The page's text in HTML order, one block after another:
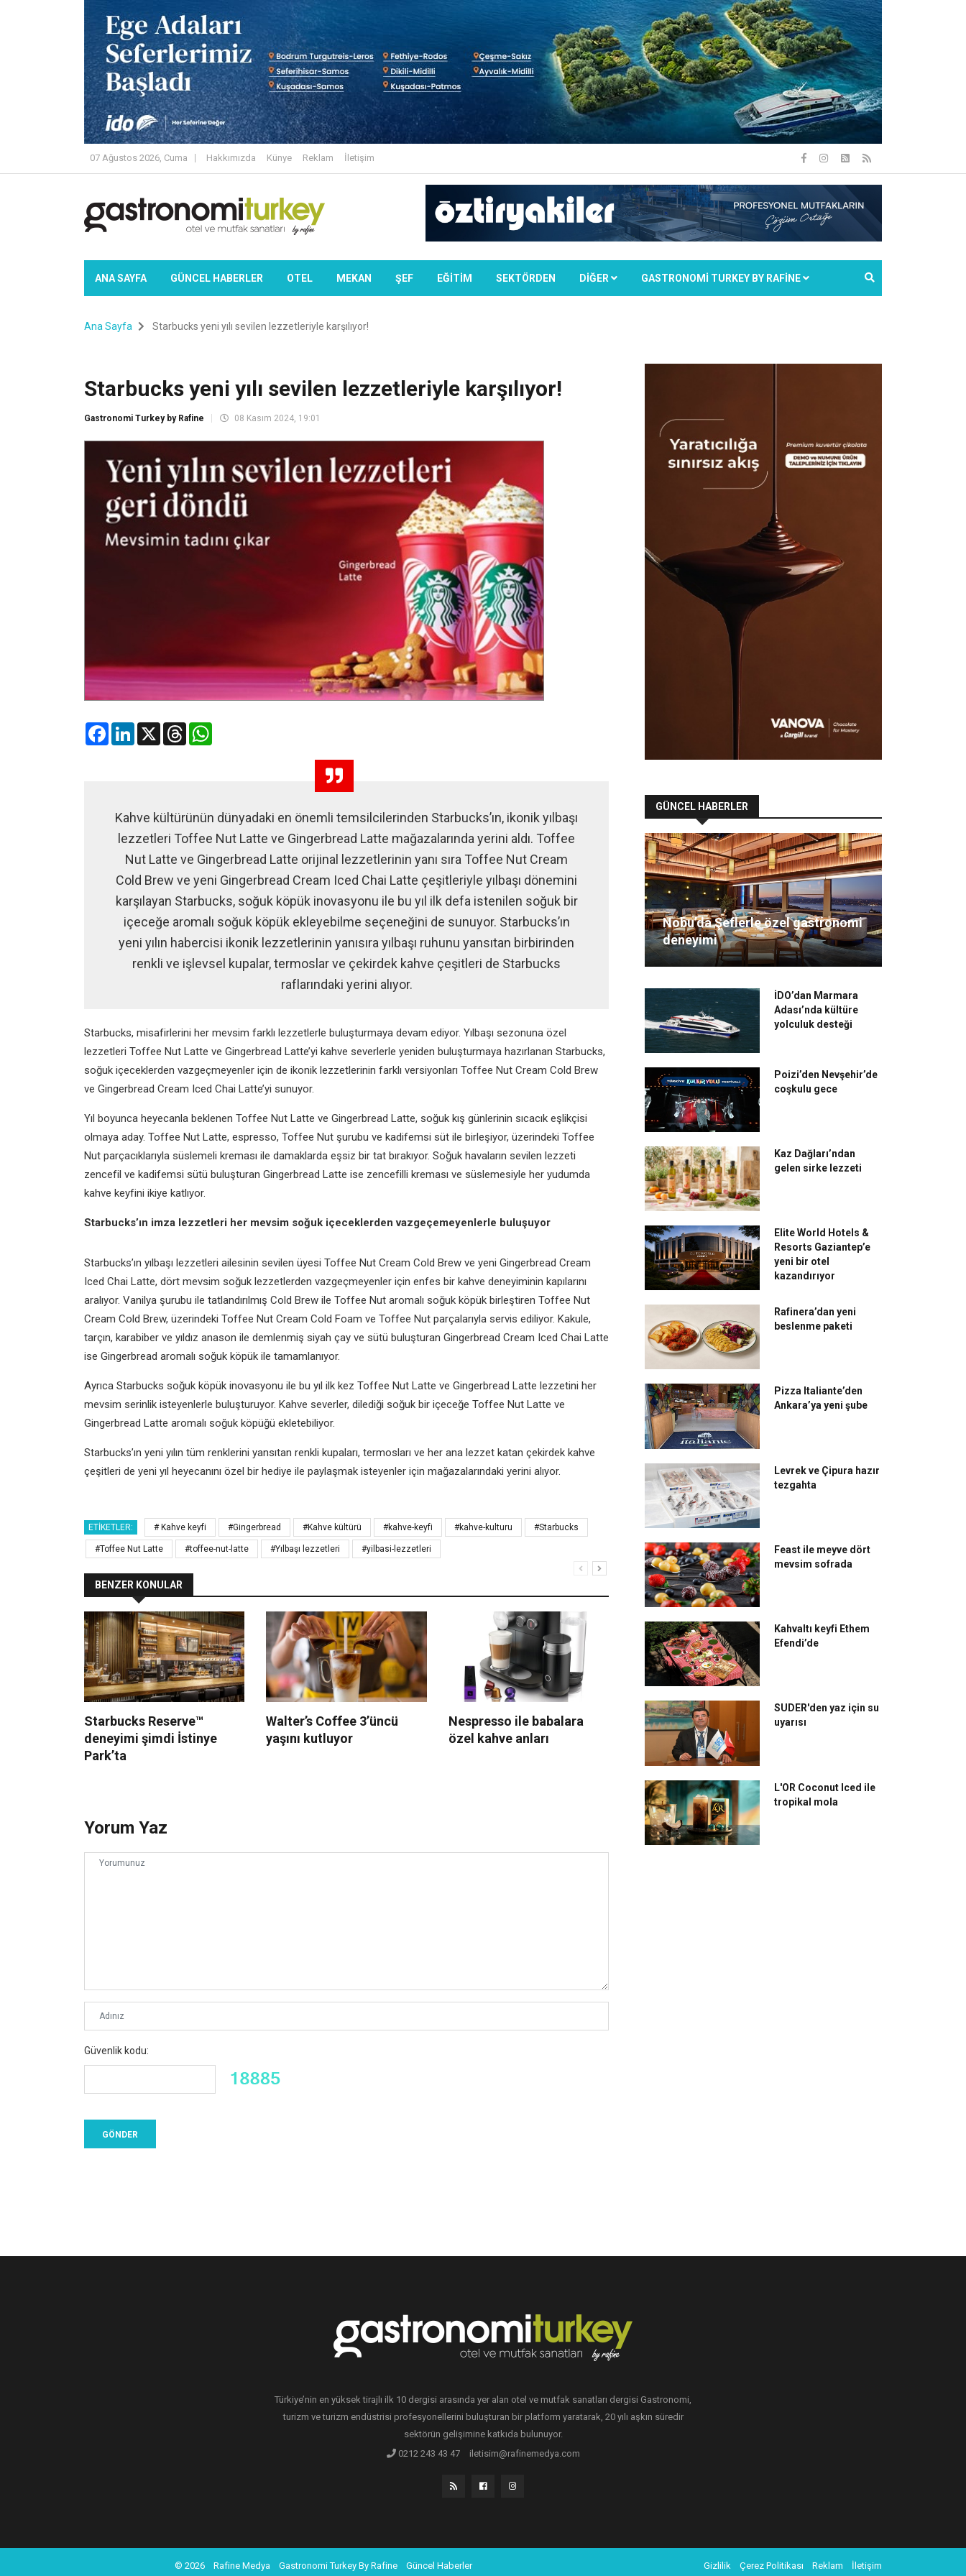
07 Ağustos 2026, Cuma Hakkımızda Künye Reklam İletişim
ANA SAYFA GÜNCEL HABERLER OTEL MEKAN ŞEF EĞİTİM SEKTÖRDEN DIĞER GASTRONOMİ TURKEY BY RAFİNE
Ana Sayfa Starbucks yeni yılı sevilen lezzetleriyle karşılıyor!
Starbucks yeni yılı sevilen lezzetleriyle karşılıyor!
Gastronomi Turkey by Rafine 08 Kasım 2024, 19:01
FacebookLinkedIn
X Threads
Kahve kültürünün dünyadaki en önemli temsilcilerinden Starbucks’ın, ikonik yılbaşı
lezzetleri Toffee Nut Latte ve Gingerbread Latte mağazalarında yerini aldı. Toffee
Nut Latte ve Gingerbread Latte orijinal lezzetlerinin yanı sıra Toffee Nut Cream
Cold Brew ve yeni Gingerbread Cream Iced Chai Latte çeşitleriyle yılbaşı dönemini
karşılayan Starbucks, soğuk köpük inovasyonu ile bu yıl ilk defa istenilen soğuk bir
içeceğe aromalı soğuk köpük ekleyebilme seçeneğini de sunuyor. Starbucks’ın
yeni yılın habercisi ikonik lezzetlerinin yanısıra yılbaşı ruhunu yansıtan birbirinden
renkli ve işlevsel kupalar, termoslar ve çekirdek kahve çeşitleri de Starbucks
raflarındaki yerini alıyor.
Starbucks, misafirlerini her mevsim farklı lezzetlerle buluşturmaya devam ediyor. Yılbaşı sezonuna özel
lezzetleri Toffee Nut Latte ve Gingerbread Latte’yi kahve severlerle yeniden buluşturmaya hazırlanan Starbucks,
soğuk içeceklerden vazgeçmeyenler için de ikonik lezzetlerinin farklı versiyonları Toffee Nut Cream Cold Brew
ve Gingerbread Cream Iced Chai Latte’yi sunuyor.
Yıl boyunca heyecanla beklenen Toffee Nut Latte ve Gingerbread Latte, soğuk kış günlerinin sıcacık eşlikçisi
olmaya aday. Toffee Nut Latte, espresso, Toffee Nut şurubu ve kadifemsi süt ile birleşiyor, üzerindeki Toffee
Nut parçacıklarıyla süslemeli kreması ile damaklarda eşsiz bir tat bırakıyor. Soğuk havaların sevilen lezzeti
zencefil ve kadifemsi sütü buluşturan Gingerbread Latte ise zencefilli kreması ve süslemesiyle her yudumda
kahve keyfini ikiye katlıyor.
Starbucks’ın imza lezzetleri her mevsim soğuk içeceklerden vazgeçemeyenlerle buluşuyor
Starbucks’ın yılbaşı lezzetleri ailesinin sevilen üyesi Toffee Nut Cream Cold Brew ve yeni Gingerbread Cream
Iced Chai Latte, dört mevsim soğuk lezzetlerden vazgeçmeyenler için enfes bir kahve deneyiminin kapılarını
aralıyor. Vanilya şurubu ile tatlandırılmış Cold Brew ile Toffee Nut aromalı soğuk köpük birleştiren Toffee Nut
Cream Cold Brew, üzerindeki Toffee Nut Cream Cold Foam ve Toffee Nut parçalarıyla servis ediliyor. Kakule,
tarçın, karabiber ve yıldız anason ile demlenmiş siyah çay ve sütü buluşturan Gingerbread Cream Iced Chai Latte
ise Gingerbread aromalı soğuk köpük ile tamamlanıyor.
Ayrıca Starbucks soğuk köpük inovasyonu ile bu yıl ilk kez Toffee Nut Latte ve Gingerbread Latte lezzetini her
mevsim serinlik isteyenlerle buluşturuyor. Kahve severler, dilediği soğuk bir içeceğe Toffee Nut Latte ve
Gingerbread Latte aromalı soğuk köpüğü ekletebiliyor.
Starbucks’ın yeni yılın tüm renklerini yansıtan renkli kupaları, termosları ve her ana lezzet katan çekirdek kahve
çeşitleri de yeni yıl heyecanını özel bir hediye ile paylaşmak isteyenler için mağazalarındaki yerini alıyor.
ETIKETLER: # Kahve keyfi #Gingerbread #Kahve kültürü #kahve-keyfi #kahve-kulturu #Starbucks
#Toffee Nut Latte #toffee-nut-latte #Yılbaşı lezzetleri #yilbasi-lezzetleri
BENZER KONULAR
Starbucks Reserve™
deneyimi şimdi İstinye
Park’ta
Walter’s Coffee 3’üncü
yaşını kutluyor
Nespresso ile babalara
özel kahve anları
İstanbul Coffee Festival
onbinlerce kahveseveri
ağırlayacak
Yorum Yaz
Güvenlik kodu:
GÜNCEL HABERLER
Nobu’da Şeflerle özel gastronomi
deneyimi
İDO’dan Marmara
Adası’nda kültüre
yolculuk desteği
Poizi’den Nevşehir’de
coşkulu gece
Kaz Dağları’ndan
gelen sirke lezzeti
Elite World Hotels &
Resorts Gaziantep’e
yeni bir otel
kazandırıyor
Rafinera’dan yeni
beslenme paketi
Pizza Italiante’den
Ankara’ya yeni şube
Levrek ve Çipura hazır
tezgahta
Feast ile meyve dört
mevsim sofrada
Kahvaltı keyfi Ethem
Efendi’de
SUDER'den yaz için su
uyarısı
L'OR Coconut Iced ile
tropikal mola
Türkiye’nin en yüksek tirajlı ilk 10 dergisi arasında yer alan otel ve mutfak sanatları dergisi Gastronomi,
turizm ve turizm endüstrisi profesyonellerini buluşturan bir platform yaratarak, 20 yılı aşkın süredir
sektörün gelişimine katkıda bulunuyor.
0212 243 43 47
iletisim@rafinemedya.com
© 2026 Rafine Medya Gastronomi Turkey By Rafine Güncel Haberler Gizlilik Çerez Politikası Reklam İletişim